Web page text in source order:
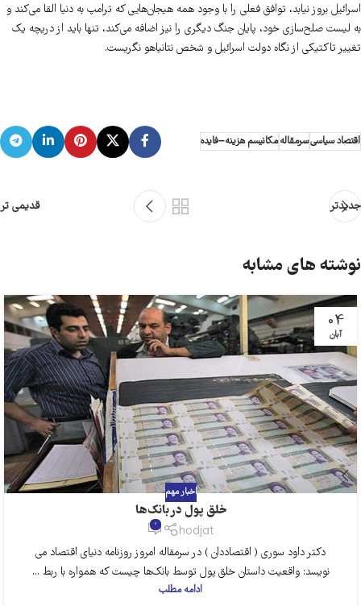
اسرائیل بروز نیابد، توافق فعلی را با وجود همه هیجان‌هایی که ترامپ به دنیا القا می‌کند و
به لیست صلح‌سازی خود، پایان جنگ دیگری را نیز اضافه می‌کند، تنها باید از دریچه یک
تغییر تاکتیکی از نگاه دولت اسرائیل و شخص نتانیاهو نگریست.
اقتصاد سیاسیسرمقالهمکانیسم هزینه–فایده
جدیدتر قدیمی تر
نوشته های مشابه
04
آبان
اخبار مهم
خلق پول در بانک‌ها
hodjat
0
دکتر داود سوری ( اقتصاددان ) در سرمقاله امروز روزنامه دنیای اقتصاد می
نویسد: واقعیت داستان خلق پول توسط بانک‌ها چیست که همواره با ربط ...
ادامه مطلب